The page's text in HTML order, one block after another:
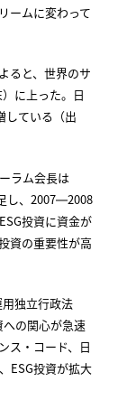
ームに変わって
ると、世界のサ
に上った。日
している（出
ラム会長は
し、2007―2008
投資に資金が
資の重要性が高
独立行政法
への関心が急速
ス・コード、日
ESG投資が拡大